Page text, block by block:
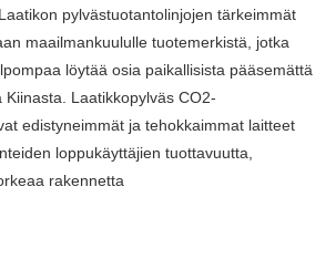
pylvästuotantolinjojen tärkeimmät
maailmankuululle tuotemerkistä, jotka
löytää osia paikallisista pääsemättä
Kiinasta. Laatikkopylväs CO2-
edistyneimmät ja tehokkaimmat laitteet
loppukäyttäjien tuottavuutta,
rakennetta